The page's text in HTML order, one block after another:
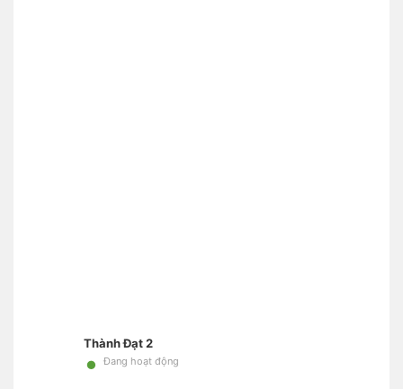
Thành Đạt 2
• Đang hoạt động